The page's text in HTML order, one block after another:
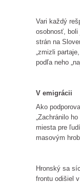
Vari každý
osobnosť, boli
strán na
„zmizli
podľa neho
V emigrácii
Ako
„Zachránilo
miesta pre
masovým
Hronský sa
frontu odišiel